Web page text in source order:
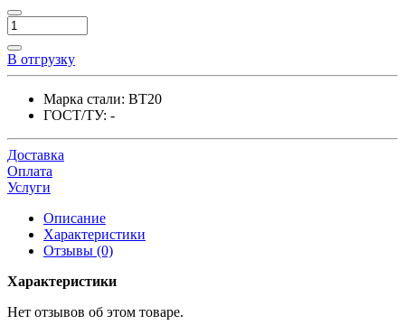
В отгрузку
Марка стали: ВТ20
ГОСТ/ТУ: -
Доставка
Оплата
Услуги
Описание
Характеристики
Отзывы (0)
Характеристики
Нет отзывов об этом товаре.